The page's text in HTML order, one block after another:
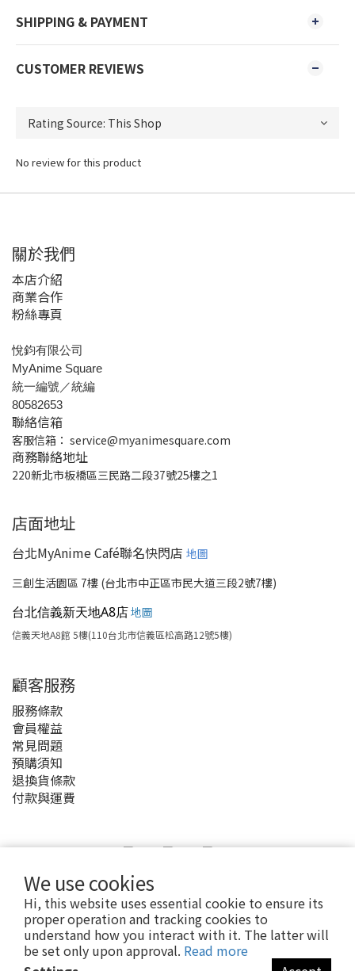
We use cookies
Hi, this website uses essential cookie to ensure its
proper operation and tracking cookies to
understand how you interact with it. The latter will
be set only upon approval. Read more
SHIPPING & PAYMENT
CUSTOMER REVIEWS
No review for this product
關於我們
本店介紹
商業合作
粉絲專頁
悅鈞有限公司
MyAnime Square
統一編號／統編
80582653
聯絡信箱
客服信箱： service@myanimesquare.com
商務聯絡地址
220新北市板橋區三民路二段37號25樓之1
店面地址
台北MyAnime Café聯名快閃店 地圖
三創生活園區 7樓 (台北市中正區市民大道三段2號7樓)
台北信義新天地A8店地圖
信義天地A8館 5樓(110台北市信義區松高路12號5樓)
顧客服務
服務條款
會員權益
常見問題
預購須知
退換貨條款
付款與運費
2020 © MyAnime Square